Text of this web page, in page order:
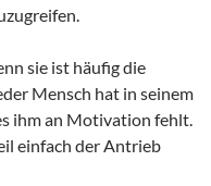
sie ist häufig die
Mensch hat in seinem
ihm an Motivation fehlt.
einfach der Antrieb